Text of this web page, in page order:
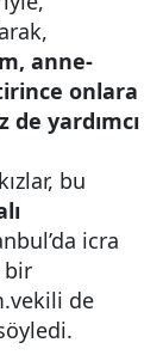
anne-
onlara
de yardımcı
bu
icra
bir
de